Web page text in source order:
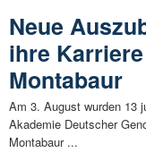
Neue
ihre
Montabaur
Am 3. August wurden 13
Akademie Deutscher
Montabaur ...